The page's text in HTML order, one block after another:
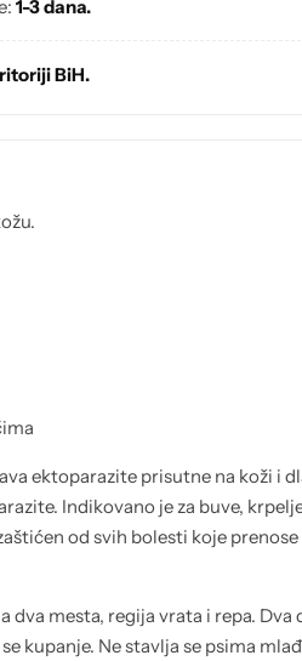
1-3 dana.
BiH.
ektoparazite prisutne na koži i
Indikovano je za buve,
od svih bolesti koje
dva mesta, regija vrata i repa. Dva
kupanje. Ne stavlja se psima